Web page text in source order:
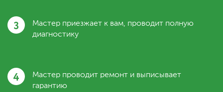
3
Мастер приезжает к вам, проводит полную
диагностику
4
Мастер проводит ремонт и выписывает
гарантию